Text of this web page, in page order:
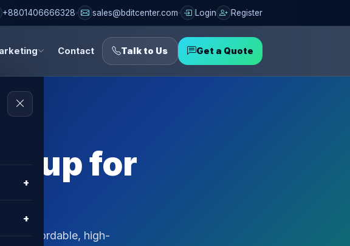
+8801406666328 sales@bditcenter.com Login Register
Contact Talk to Us Get a Quote
+
+
for
affordable, high-